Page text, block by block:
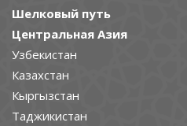
Шелковый путь
Центральная Азия
Узбекистан
Казахстан
Кыргызстан
Таджикистан